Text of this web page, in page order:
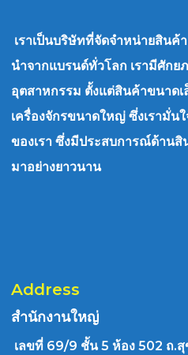
เราเป็นบริษัทที่จัดจำหน่ายสินค้
นำจากแบรนด์ทั่วโลก เรามีศักย
อุตสาหกรรม ตั้งแต่สินค้าขนาดเ
เครื่องจักรขนาดใหญ่ ซึ่งเรามั่น
ของเรา ซึ่งมีประสบการณ์ด้าน
มาอย่างยาวนาน
Address
สำนักงานใหญ่
เลขที่ 69/9 ชั้น 5 ห้อง 502 ถ.